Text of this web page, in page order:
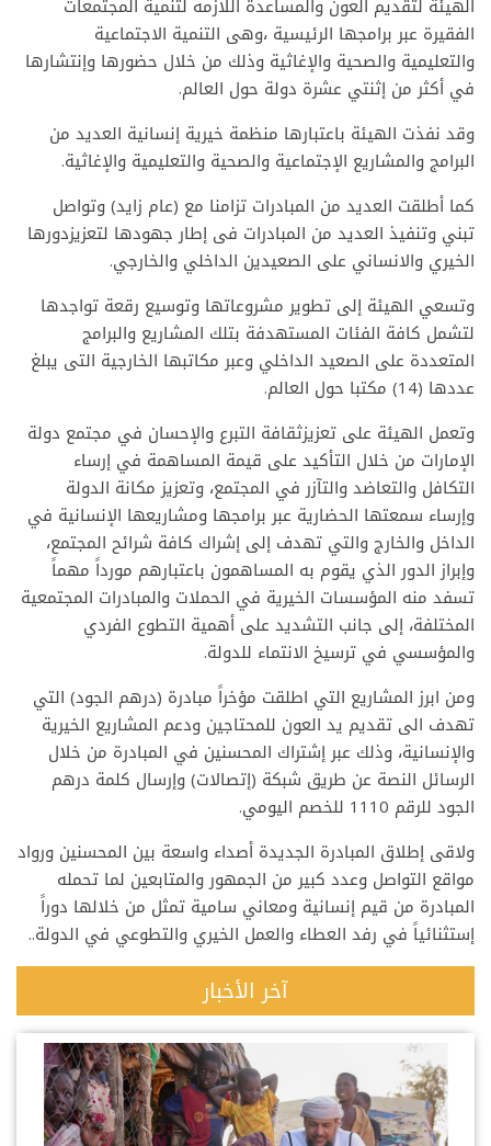
الفقيرة عبر برامجها الرئيسية ،وهى التنمية الاجتماعية
والتعليمية والصحية والإغاثية وذلك من خلال حضورها وإنتشارها
في أكثر من إثنتي عشرة دولة حول العالم.
وقد نفذت الهيئة باعتبارها منظمة خيرية إنسانية العديد من
البرامج والمشاريع الإجتماعية والصحية والتعليمية والإغاثية.
كما أطلقت العديد من المبادرات تزامنا مع (عام زايد) وتواصل
تبني وتنفيذ العديد من المبادرات فى إطار جهودها لتعزيزدورها
الخيري والانساني على الصعيدين الداخلي والخارجي.
وتسعي الهيئة إلى تطوير مشروعاتها وتوسيع رقعة تواجدها
لتشمل كافة الفئات المستهدفة بتلك المشاريع والبرامج
المتعددة على الصعيد الداخلي وعبر مكاتبها الخارجية التى يبلغ
عددها (14) مكتبا حول العالم.
وتعمل الهيئة على تعزيزثقافة التبرع والإحسان في مجتمع دولة
الإمارات من خلال التأكيد على قيمة المساهمة في إرساء
التكافل والتعاضد والتآزر في المجتمع، وتعزيز مكانة الدولة
وإرساء سمعتها الحضارية عبر برامجها ومشاريعها الإنسانية في
الداخل والخارج والتي تهدف إلى إشراك كافة شرائح المجتمع،
وإبراز الدور الذي يقوم به المساهمون باعتبارهم مورداً مهماً
تسفد منه المؤسسات الخيرية في الحملات والمبادرات المجتمعية
المختلفة، إلى جانب التشديد على أهمية التطوع الفردي
والمؤسسي في ترسيخ الانتماء للدولة.
ومن ابرز المشاريع التي اطلقت مؤخراً مبادرة (درهم الجود) التي
تهدف الى تقديم يد العون للمحتاجين ودعم المشاريع الخيرية
والإنسانية، وذلك عبر إشتراك المحسنين في المبادرة من خلال
الرسائل النصة عن طريق شبكة (إتصالات) وإرسال كلمة درهم
الجود للرقم 1110 للخصم اليومي.
ولاقى إطلاق المبادرة الجديدة أصداء واسعة بين المحسنين ورواد
مواقع التواصل وعدد كبير من الجمهور والمتابعين لما تحمله
المبادرة من قيم إنسانية ومعاني سامية تمثل من خلالها دوراً
إستثنائياً في رفد العطاء والعمل الخيري والتطوعي في الدولة..
آخر الأخبار